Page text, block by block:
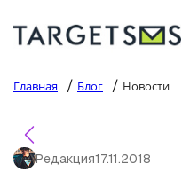
Главная / Блог / Новости
Редакция17.11.2018